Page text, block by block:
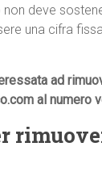
non deve
una cifra
ad
al numero